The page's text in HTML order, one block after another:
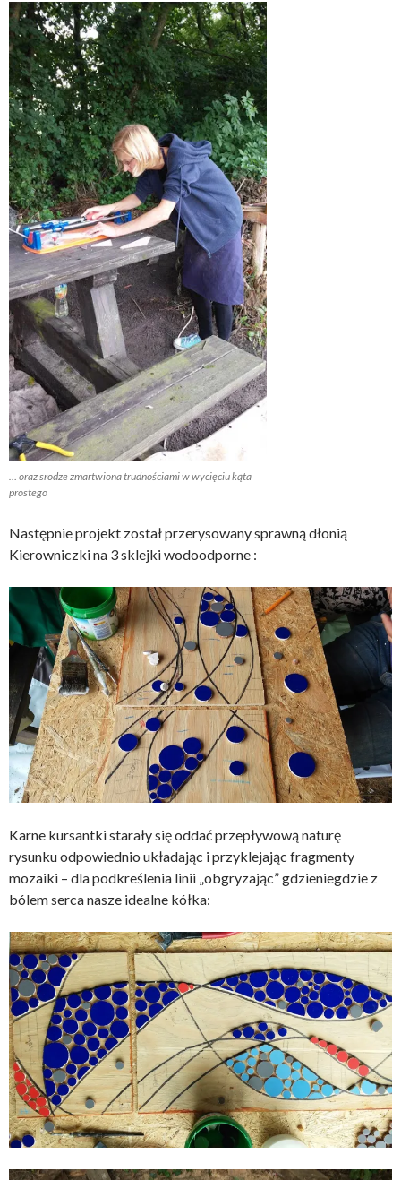
… oraz srodze zmartwiona trudnościami w wycięciu kąta
prostego
Następnie projekt został przerysowany sprawną dłonią
Kierowniczki na 3 sklejki wodoodporne :
Karne kursantki starały się oddać przepływową naturę
rysunku odpowiednio układając i przyklejając fragmenty
mozaiki – dla podkreślenia linii „obgryzając” gdzieniegdzie z
bólem serca nasze idealne kółka: